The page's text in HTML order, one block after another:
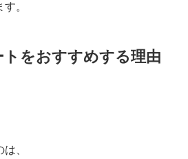
。
をおすすめする理由
、